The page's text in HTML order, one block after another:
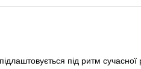
під ритм